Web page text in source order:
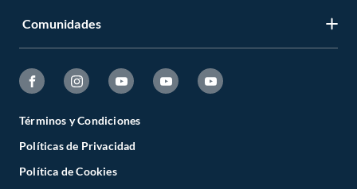
Comunidades
Términos y Condiciones
Políticas de Privacidad
Política de Cookies